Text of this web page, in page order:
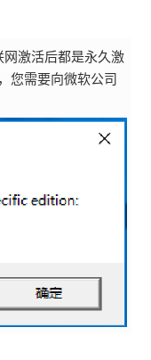
激活后都是永久激
您需要向微软公司